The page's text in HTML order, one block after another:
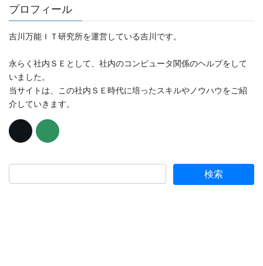
プロフィール
吉川万能ＩＴ研究所を運営している吉川です。
永らく社内ＳＥとして、社内のコンピュータ関係のヘルプをして
いました。
当サイトは、この社内ＳＥ時代に培ったスキルやノウハウをご紹
介していきます。